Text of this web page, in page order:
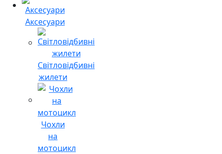
Аксесуари
Світловідбивні
жилети
Чохли
на
мотоцикл